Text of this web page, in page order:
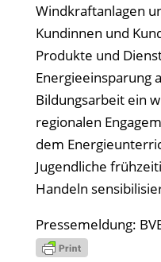
Windkraftanlagen
Kundinnen und
Produkte und
Energieeinsparung
Bildungsarbeit ein
regionalen
dem
Jugendliche
Handeln
Pressemeldung: